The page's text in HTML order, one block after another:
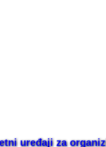
uređaji za